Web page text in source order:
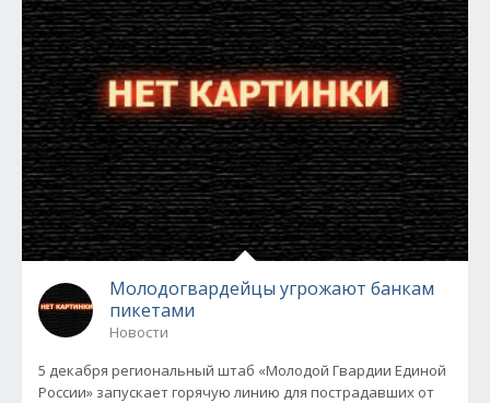
Молодогвардейцы угрожают банкам
пикетами
Новости
5 декабря региональный штаб «Молодой Гвардии Единой
России» запускает горячую линию для пострадавших от